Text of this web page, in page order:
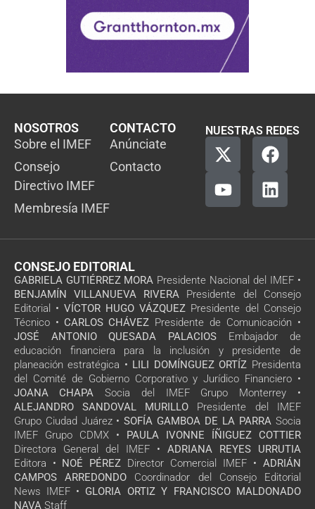
NOSOTROS
Sobre el IMEF
Consejo
Directivo IMEF
Membresía IMEF
CONTACTO
Anúnciate
Contacto
NUESTRAS REDES
CONSEJO EDITORIAL
GABRIELA GUTIÉRREZ MORA Presidente Nacional del IMEF •
BENJAMÍN VILLANUEVA RIVERA Presidente del Consejo
Editorial • VÍCTOR HUGO VÁZQUEZ Presidente del Consejo
Técnico • CARLOS CHÁVEZ Presidente de Comunicación •
JOSÉ ANTONIO QUESADA PALACIOS Embajador de
educación financiera para la inclusión y presidente de
planeación estratégica • LILI DOMÍNGUEZ ORTÍZ Presidenta
del Comité de Gobierno Corporativo y Jurídico Financiero •
JOANA CHAPA Socia del IMEF Grupo Monterrey •
ALEJANDRO SANDOVAL MURILLO Presidente del IMEF
Grupo Ciudad Juárez • SOFÍA GAMBOA DE LA PARRA Socia
IMEF Grupo CDMX • PAULA IVONNE ÍÑIGUEZ COTTIER
Directora General del IMEF • ADRIANA REYES URRUTIA
Editora • NOÉ PÉREZ Director Comercial IMEF • ADRIÁN
CAMPOS ARREDONDO Coordinador del Consejo Editorial
News IMEF • GLORIA ORTIZ Y FRANCISCO MALDONADO
NAVA Staff